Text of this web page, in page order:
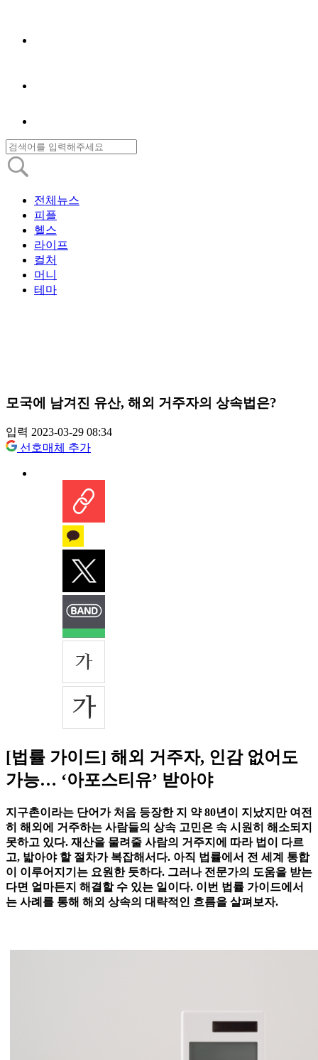
전체뉴스
피플
헬스
라이프
컬처
머니
테마
모국에 남겨진 유산, 해외 거주자의 상속법은?
입력 2023-03-29 08:34
선호매체 추가
[법률 가이드] 해외 거주자, 인감 없어도
가능… ‘아포스티유’ 받아야
지구촌이라는 단어가 처음 등장한 지 약 80년이 지났지만 여전
히 해외에 거주하는 사람들의 상속 고민은 속 시원히 해소되지
못하고 있다. 재산을 물려줄 사람의 거주지에 따라 법이 다르
고, 밟아야 할 절차가 복잡해서다. 아직 법률에서 전 세계 통합
이 이루어지기는 요원한 듯하다. 그러나 전문가의 도움을 받는
다면 얼마든지 해결할 수 있는 일이다. 이번 법률 가이드에서
는 사례를 통해 해외 상속의 대략적인 흐름을 살펴보자.